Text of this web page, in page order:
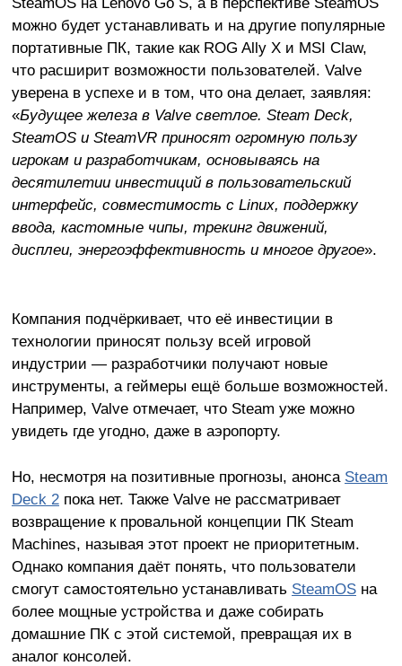
можно будет устанавливать и на другие популярные
портативные ПК, такие как ROG Ally X и MSI Claw,
что расширит возможности пользователей. Valve
уверена в успехе и в том, что она делает, заявляя:
«Будущее железа в Valve светлое. Steam Deck,
SteamOS и SteamVR приносят огромную пользу
игрокам и разработчикам, основываясь на
десятилетии инвестиций в пользовательский
интерфейс, совместимость с Linux, поддержку
ввода, кастомные чипы, трекинг движений,
дисплеи, энергоэффективность и многое другое».
Компания подчёркивает, что её инвестиции в
технологии приносят пользу всей игровой
индустрии — разработчики получают новые
инструменты, а геймеры ещё больше возможностей.
Например, Valve отмечает, что Steam уже можно
увидеть где угодно, даже в аэропорту.
Но, несмотря на позитивные прогнозы, анонса Steam
Deck 2пока нет. Также Valve не рассматривает
возвращение к провальной концепции ПК Steam
Machines, называя этот проект не приоритетным.
Однако компания даёт понять, что пользователи
смогут самостоятельно устанавливать SteamOSна
более мощные устройства и даже собирать
домашние ПК с этой системой, превращая их в
аналог консолей.